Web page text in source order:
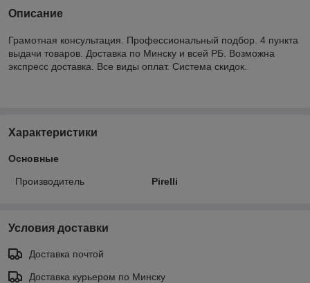
Описание
Грамотная консультация. Профессиональный подбор. 4 пункта
выдачи товаров. Доставка по Минску и всей РБ. Возможна
экспресс доставка. Все виды оплат. Система скидок.
Характеристики
Основные
Производитель Pirelli
Условия доставки
Доставка почтой
Доставка курьером по Минску